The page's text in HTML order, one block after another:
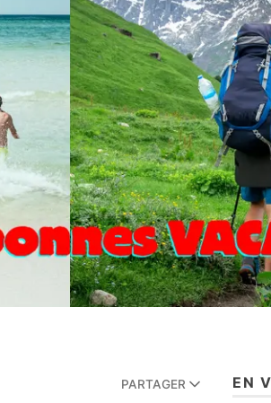
PARTAGER EN